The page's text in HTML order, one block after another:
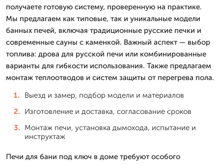
получаете готовую систему, проверенную на практике.
Мы предлагаем как типовые, так и уникальные модели
банных печей, включая традиционные русские печки и
современные сауны с каменкой. Важный аспект — выбор
топлива: дрова для русской печи или комбинированные
варианты для гибкости использования. Также предлагаем
монтаж теплоотводов и систем защиты от перегрева пола.
Выезд и замер, подбор модели и материалов
Изготовление и доставка, согласование сроков
Монтаж печи, установка дымохода, испытание и
инструктаж
Печи для бани под ключ в доме требуют особого